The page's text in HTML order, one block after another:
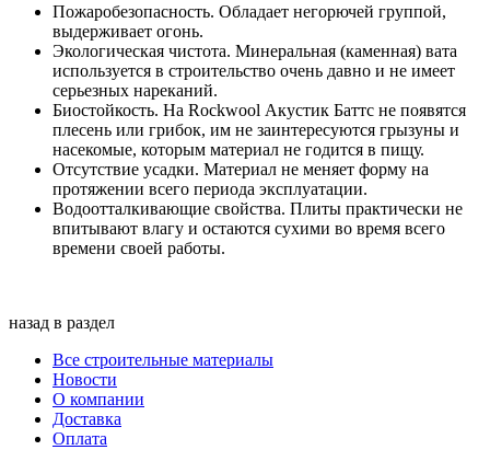
Пожаробезопасность. Обладает негорючей группой,
выдерживает огонь.
Экологическая чистота. Минеральная (каменная) вата
используется в строительство очень давно и не имеет
серьезных нареканий.
Биостойкость. На Rockwool Акустик Баттс не появятся
плесень или грибок, им не заинтересуются грызуны и
насекомые, которым материал не годится в пищу.
Отсутствие усадки. Материал не меняет форму на
протяжении всего периода эксплуатации.
Водоотталкивающие свойства. Плиты практически не
впитывают влагу и остаются сухими во время всего
времени своей работы.
назад в раздел
Все строительные материалы
Новости
О компании
Доставка
Оплата